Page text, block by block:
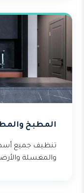
المطبخ
تنظيف جميع
والمغسلة